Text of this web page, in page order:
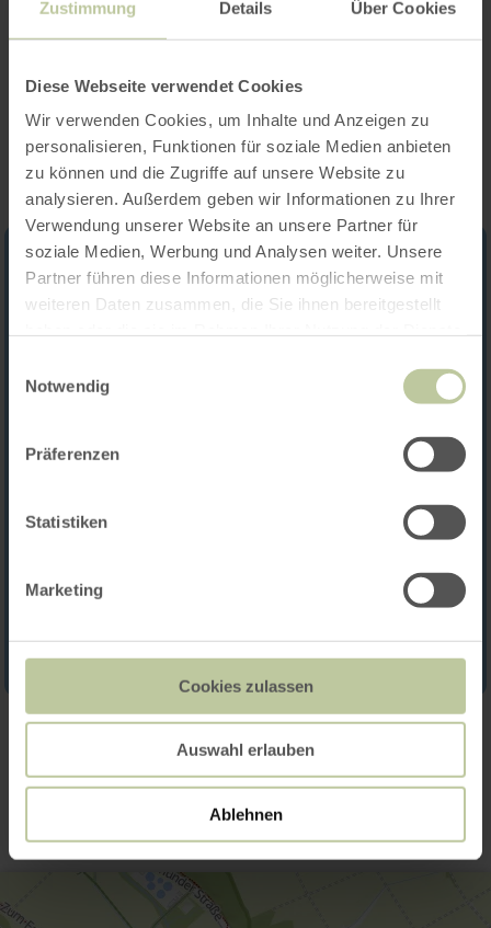
Zustimmung Details Über Cookies
Diese Webseite verwendet Cookies
Wir verwenden Cookies, um Inhalte und Anzeigen zu
personalisieren, Funktionen für soziale Medien anbieten
zu können und die Zugriffe auf unsere Website zu
analysieren. Außerdem geben wir Informationen zu Ihrer
Verwendung unserer Website an unsere Partner für
soziale Medien, Werbung und Analysen weiter. Unsere
Partner führen diese Informationen möglicherweise mit
weiteren Daten zusammen, die Sie ihnen bereitgestellt
Notwendig
Präferenzen
Statistiken
Marketing
Cookies zulassen
Auswahl erlauben
Ablehnen
Categorieën
Impressies
Contact